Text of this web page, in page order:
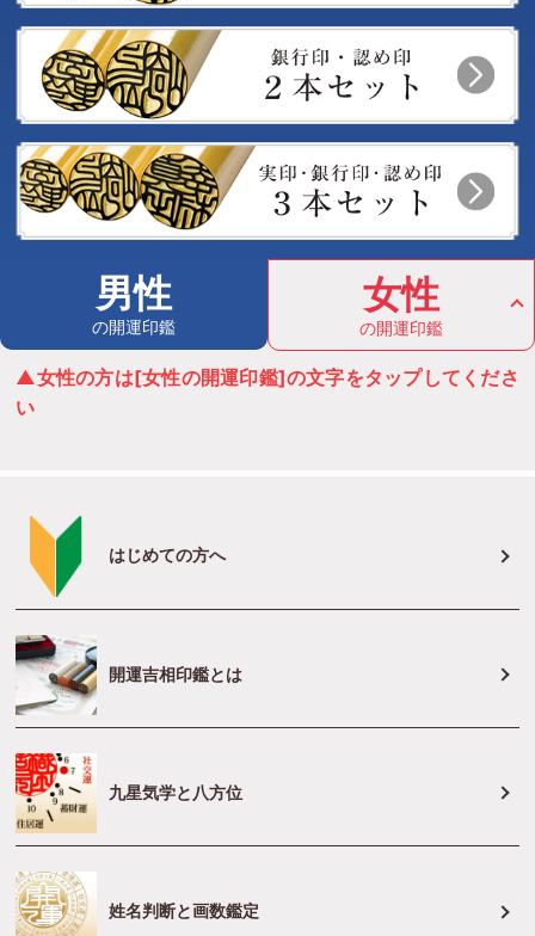
男性
の開運印鑑
女性
の開運印鑑
▲女性の方は[女性の開運印鑑]の文字をタップしてくださ
い
はじめての方へ
開運吉相印鑑とは
九星気学と八方位
姓名判断と画数鑑定